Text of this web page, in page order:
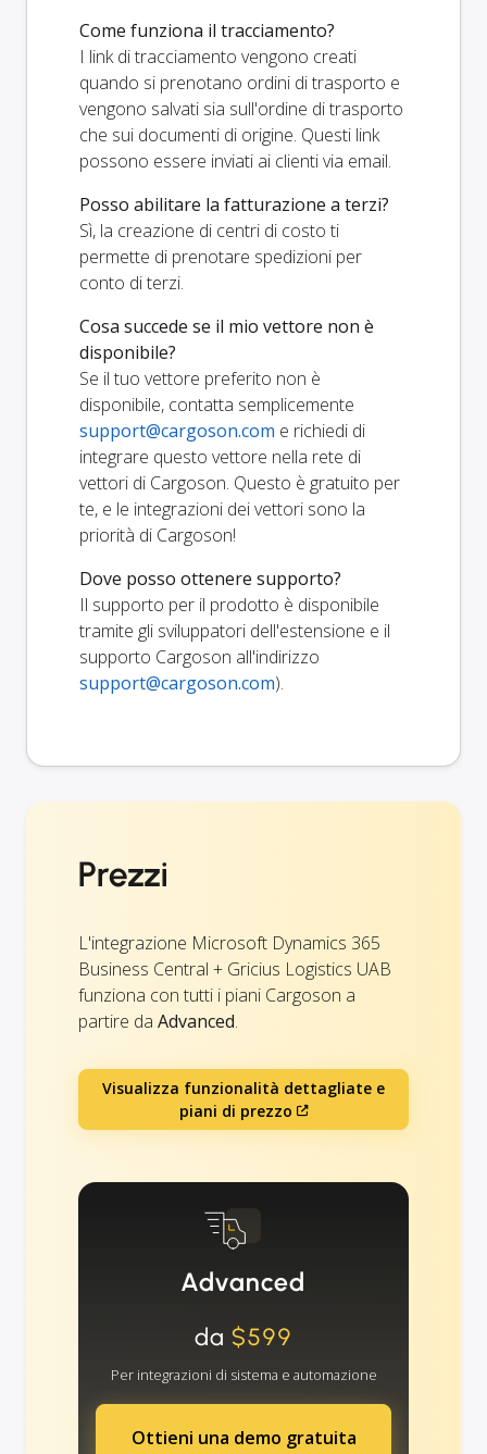
Come funziona il tracciamento?
I link di tracciamento vengono creati
quando si prenotano ordini di trasporto e
vengono salvati sia sull'ordine di trasporto
che sui documenti di origine. Questi link
possono essere inviati ai clienti via email.
Posso abilitare la fatturazione a terzi?
Sì, la creazione di centri di costo ti
permette di prenotare spedizioni per
conto di terzi.
Cosa succede se il mio vettore non è
disponibile?
Se il tuo vettore preferito non è
disponibile, contatta semplicemente
support@cargoson.com e richiedi di
integrare questo vettore nella rete di
vettori di Cargoson. Questo è gratuito per
te, e le integrazioni dei vettori sono la
priorità di Cargoson!
Dove posso ottenere supporto?
Il supporto per il prodotto è disponibile
tramite gli sviluppatori dell'estensione e il
supporto Cargoson all'indirizzo
support@cargoson.com).
Prezzi
L'integrazione Microsoft Dynamics 365
Business Central + Gricius Logistics UAB
funziona con tutti i piani Cargoson a
partire da Advanced.
Visualizza funzionalità dettagliate e
piani di prezzo
Advanced
da$599
Per integrazioni di sistema e automazione
Ottieni una demo gratuita